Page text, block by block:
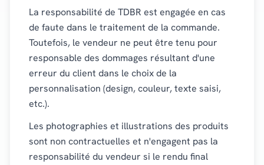
La responsabilité de TDBR est engagée en cas
de faute dans le traitement de la commande.
Toutefois, le vendeur ne peut être tenu pour
responsable des dommages résultant d'une
erreur du client dans le choix de la
personnalisation (design, couleur, texte saisi,
etc.).
Les photographies et illustrations des produits
sont non contractuelles et n'engagent pas la
responsabilité du vendeur si le rendu final